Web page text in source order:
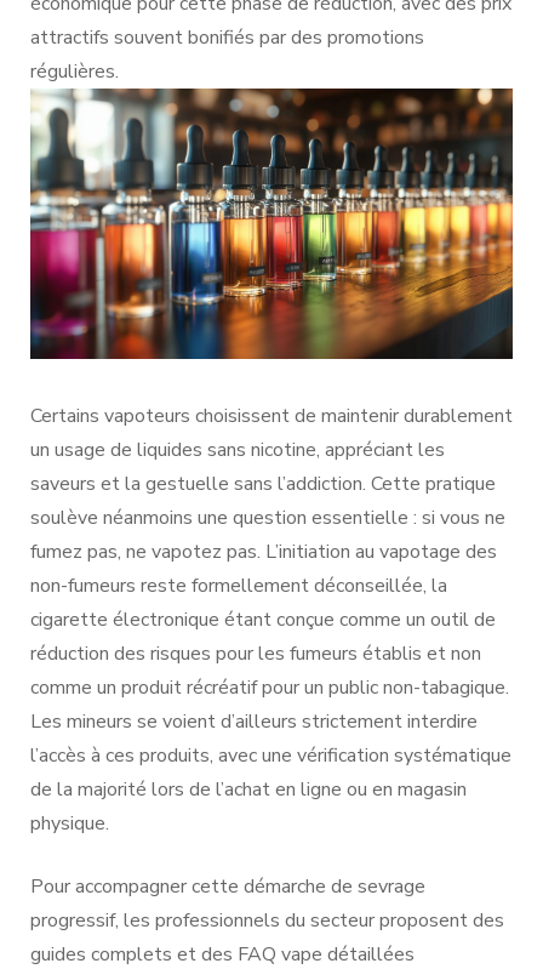
attractifs souvent bonifiés par des promotions
régulières.
Certains vapoteurs choisissent de maintenir durablement
un usage de liquides sans nicotine, appréciant les
saveurs et la gestuelle sans l’addiction. Cette pratique
soulève néanmoins une question essentielle : si vous ne
fumez pas, ne vapotez pas. L’initiation au vapotage des
non-fumeurs reste formellement déconseillée, la
cigarette électronique étant conçue comme un outil de
réduction des risques pour les fumeurs établis et non
comme un produit récréatif pour un public non-tabagique.
Les mineurs se voient d’ailleurs strictement interdire
l’accès à ces produits, avec une vérification systématique
de la majorité lors de l’achat en ligne ou en magasin
physique.
Pour accompagner cette démarche de sevrage
progressif, les professionnels du secteur proposent des
guides complets et des FAQ vape détaillées